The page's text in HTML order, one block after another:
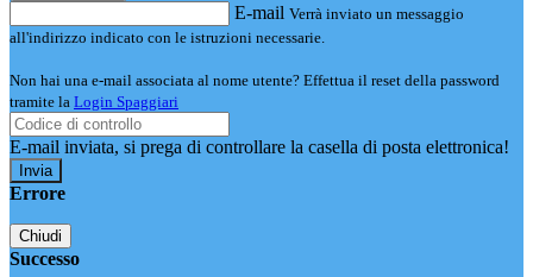
E-mail Verrà inviato un messaggio
all'indirizzo indicato con le istruzioni necessarie.
Non hai una e-mail associata al nome utente? Effettua il reset della password
tramite la Login Spaggiari
E-mail inviata, si prega di controllare la casella di posta elettronica!
Errore
Chiudi
Successo